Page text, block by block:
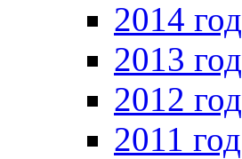
2014 год
2013 год
2012 год
2011 год